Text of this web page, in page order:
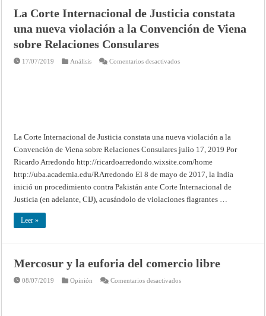
La Corte Internacional de Justicia constata
una nueva violación a la Convención de Viena
sobre Relaciones Consulares
17/07/2019 Análisis Comentarios desactivadosen
la
Convención
de
Viena
Relaciones
La Corte Internacional de Justicia constata una nueva violación a la
Convención de Viena sobre Relaciones Consulares julio 17, 2019 Por
Ricardo Arredondo http://ricardoarredondo.wixsite.com/home
http://uba.academia.edu/RArredondo El 8 de mayo de 2017, la India
inició un procedimiento contra Pakistán ante Corte Internacional de
Justicia (en adelante, CIJ), acusándolo de violaciones flagrantes …
Leer »
Mercosur y la euforia del comercio libre
08/07/2019 Opinión Comentarios desactivadosen